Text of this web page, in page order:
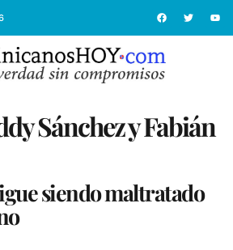
Sánchez y Fabián
siendo maltratado